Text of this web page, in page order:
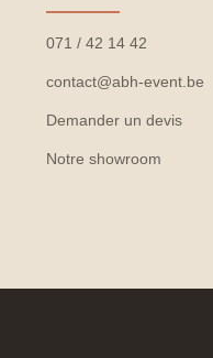
071 / 42 14 42
contact@abh-event.be
Demander un devis
Notre showroom